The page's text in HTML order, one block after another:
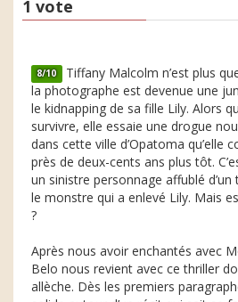
1 vote
8/10 Tiffany Malcolm n’est plus
la photographe est devenue une
le kidnapping de sa fille Lily. Alors
survivre, elle essaie une drogue
dans cette ville d’Opatoma qu’elle
près de deux-cents ans plus tôt.
un sinistre personnage affublé
le monstre qui a enlevé Lily. Mais
?
Après nous avoir enchantés avec
Belo nous revient avec ce thriller
allèche. Dès les premiers